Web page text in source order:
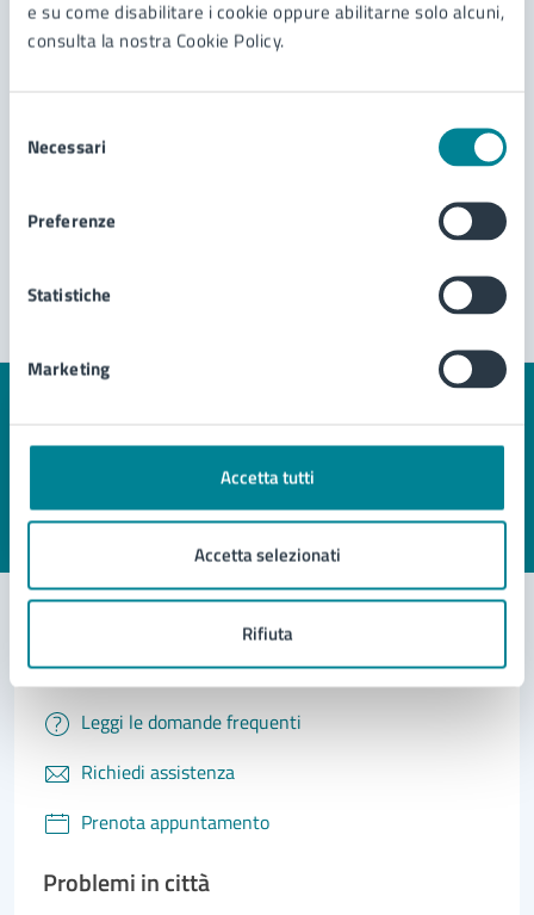
e su come disabilitare i cookie oppure abilitarne solo alcuni,
consulta la nostra Cookie Policy.
delNecessari
Preferenze
Statistiche
Marketing
Accetta tutti
Accetta selezionati
Rifiuta
urbanistiche
Richiesta di accesso agli atti per pratiche edilizie
Richiesta iscrizione centro estivo Giocolonia
Vedi altri 3
pagina?
Contatta il comune
Leggi le domande frequenti
Richiedi assistenza
Prenota appuntamento
Problemi in città